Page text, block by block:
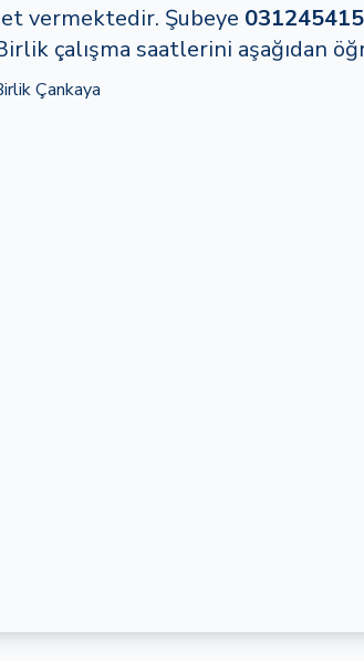
vermektedir. Şubeye
çalışma saatlerini aşağıdan
Çankaya